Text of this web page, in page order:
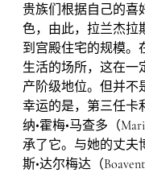
贵族们根据自己的喜
色，由此，拉兰杰拉
到宫殿住宅的规模。
生活的场所，这在一
产阶级地位。但并不
幸运的是，第三任卡
纳•霍梅•马查多（
承了它。与她的丈夫
斯•达尔梅达（